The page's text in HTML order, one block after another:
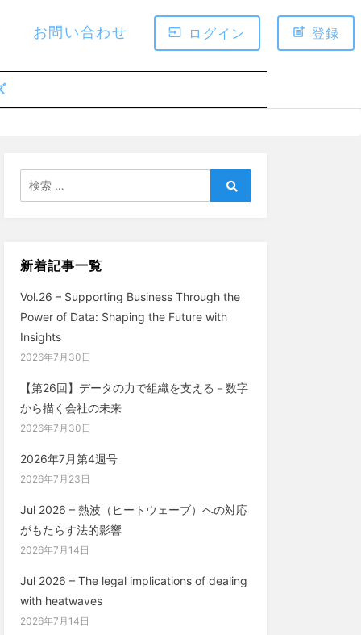
お問い合わせ ログイン 登録
索:
検
新着記事一覧
Vol.26 – Supporting Business Through the
Power of Data: Shaping the Future with
Insights
2026年7月30日
【第26回】データの力で組織を支える－数字
から描く会社の未来
2026年7月30日
2026年7月第4週号
2026年7月23日
Jul 2026 – 熱波（ヒートウェーブ）への対応
がもたらす法的影響
2026年7月14日
Jul 2026 – The legal implications of dealing
with heatwaves
2026年7月14日